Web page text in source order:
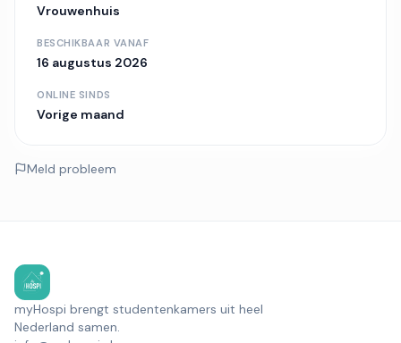
Vrouwenhuis
BESCHIKBAAR VANAF
16 augustus 2026
ONLINE SINDS
Vorige maand
Meld probleem
myHospi brengt studentenkamers uit heel
Nederland samen.